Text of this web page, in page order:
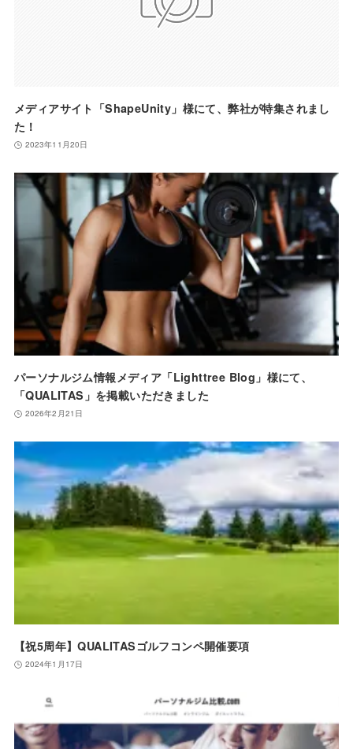
メディアサイト「ShapeUnity」様にて、弊社が特集されまし
た！
2023年11月20日
パーソナルジム情報メディア「Lighttree Blog」様にて、
「QUALITAS」を掲載いただきました
2026年2月21日
【祝5周年】QUALITASゴルフコンペ開催要項
2024年1月17日